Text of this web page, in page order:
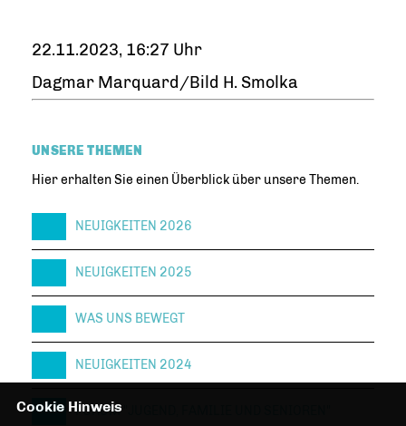
22.11.2023, 16:27 Uhr
Dagmar Marquard/Bild H. Smolka
UNSERE THEMEN
Hier erhalten Sie einen Überblick über unsere Themen.
NEUIGKEITEN 2026
NEUIGKEITEN 2025
WAS UNS BEWEGT
NEUIGKEITEN 2024
FORUM "JUGEND, FAMILIE UND SENIOREN"
Cookie Hinweis